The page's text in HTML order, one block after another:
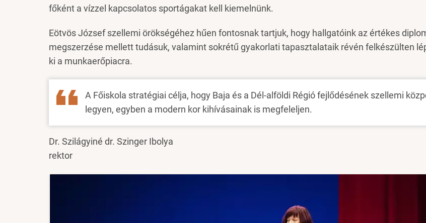
főként a vízzel kapcsolatos sportágakat kell kiemelnünk.
Eötvös József szellemi örökségéhez hűen fontosnak tartjuk, hogy hallgatóink az értékes
megszerzése mellett tudásuk, valamint sokrétű gyakorlati tapasztalataik révén felkészülten
ki a munkaerőpiacra.
A Főiskola stratégiai célja, hogy Baja és a Dél-alföldi Régió fejlődésének szellemi
legyen, egyben a modern kor kihívásainak is megfeleljen.
Dr. Szilágyiné dr. Szinger Ibolya
rektor